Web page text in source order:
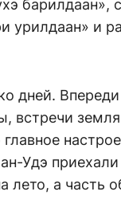
барилдаан»,
урилдаан» и
дней.
встречи
Удэ
лето, а часть